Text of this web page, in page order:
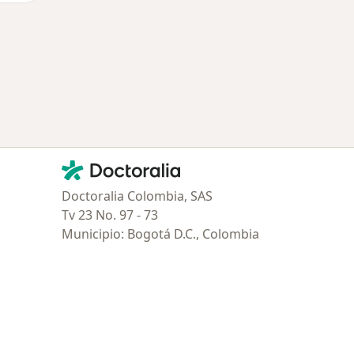
Contacto
Doctoralia - Página de inicio
Doctoralia Colombia, SAS
Tv 23 No. 97 - 73
Municipio: Bogotá D.C., Colombia